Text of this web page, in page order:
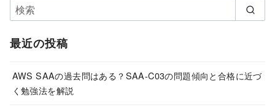
最近の投稿
AWS SAAの過去問はある？SAA-C03の問題傾向と合格に近づ
く勉強法を解説